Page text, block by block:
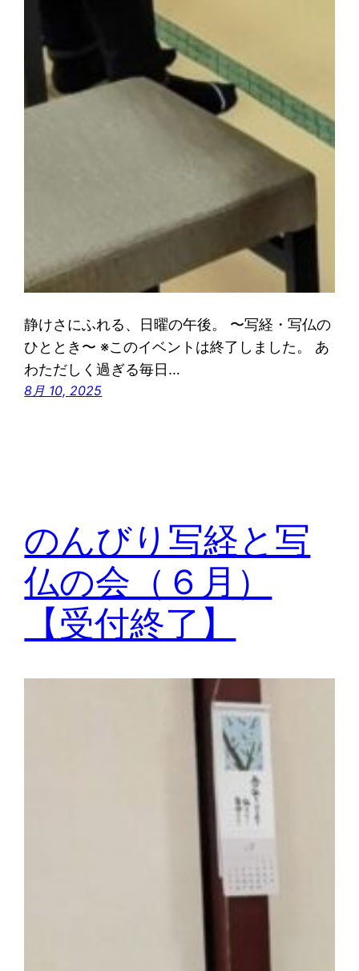
静けさにふれる、日曜の午後。 〜写経・写仏の
ひととき〜 ※このイベントは終了しました。 あ
わただしく過ぎる毎日…
8月 10, 2025
のんびり写経と写
仏の会（６月）
【受付終了】